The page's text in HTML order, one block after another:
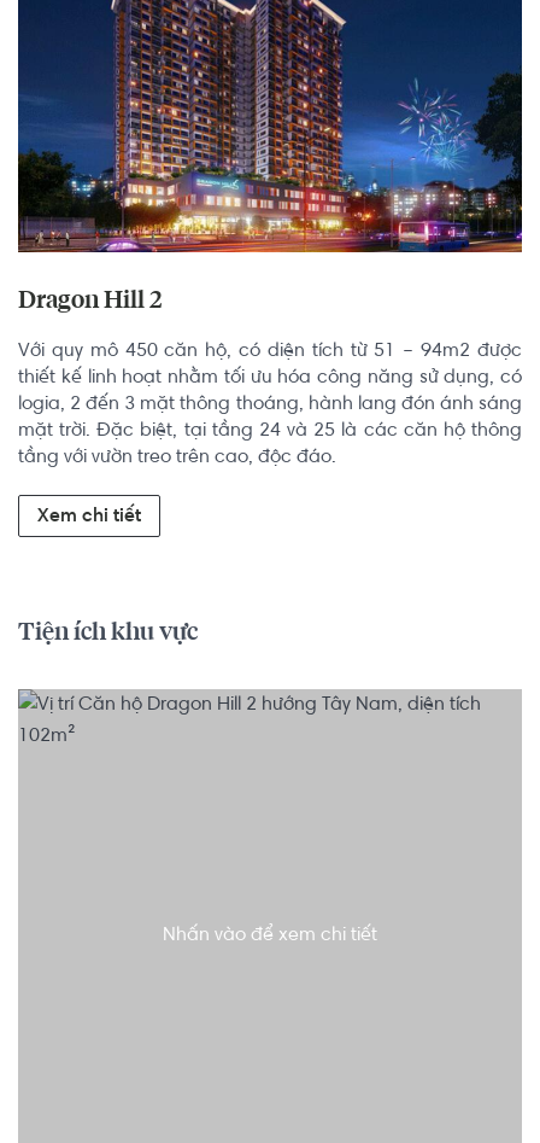
Dragon Hill 2
Với quy mô 450 căn hộ, có diện tích từ 51 – 94m2 được
thiết kế linh hoạt nhằm tối ưu hóa công năng sử dụng, có
logia, 2 đến 3 mặt thông thoáng, hành lang đón ánh sáng
mặt trời. Đặc biệt, tại tầng 24 và 25 là các căn hộ thông
tầng với vườn treo trên cao, độc đáo.
Xem chi tiết
Tiện ích khu vực
Nhấn vào để xem chi tiết